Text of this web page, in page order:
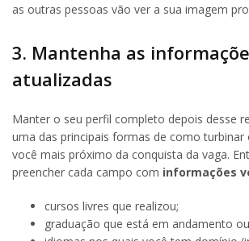
as outras pessoas vão ver a sua imagem
3. Mantenha as
atualizadas
Manter o seu perfil completo depois desse
uma das principais formas de como turbinar
você mais próximo da conquista da vaga.
preencher cada campo com informações
cursos livres que realizou;
graduação que está em andamento